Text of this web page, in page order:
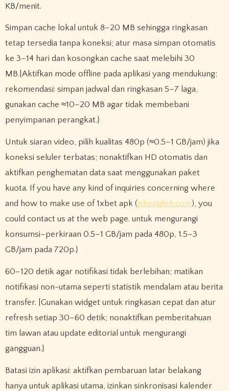
KB/menit.
Simpan cache lokal untuk 8–20 MB sehingga ringkasan
tetap tersedia tanpa koneksi; atur masa simpan otomatis
ke 3–14 hari dan kosongkan cache saat melebihi 30
MB.|Aktifkan mode offline pada aplikasi yang mendukung;
rekomendasi: simpan jadwal dan ringkasan 5–7 laga,
gunakan cache ≈10–20 MB agar tidak membebani
penyimpanan perangkat.}
Untuk siaran video, pilih kualitas 480p (≈0.5–1 GB/jam) jika
koneksi seluler terbatas; nonaktifkan HD otomatis dan
aktifkan penghematan data saat menggunakan paket
kuota. If you have any kind of inquiries concerning where
and how to make use of 1xbet apk (jskenglish.com), you
could contact us at the web page. untuk mengurangi
konsumsi–perkiraan 0.5–1 GB/jam pada 480p, 1.5–3
GB/jam pada 720p.}
60–120 detik agar notifikasi tidak berlebihan; matikan
notifikasi non-utama seperti statistik mendalam atau berita
transfer. |Gunakan widget untuk ringkasan cepat dan atur
refresh setiap 30–60 detik; nonaktifkan pemberitahuan
tim lawan atau update editorial untuk mengurangi
gangguan.}
Batasi izin aplikasi: aktifkan pembaruan latar belakang
hanya untuk aplikasi utama, izinkan sinkronisasi kalender